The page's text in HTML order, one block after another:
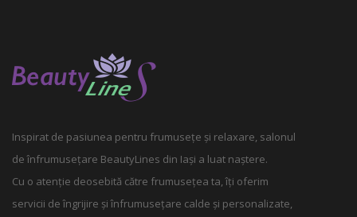
Inspirat de pasiunea pentru frumusețe și relaxare, salonul
de înfrumusețare BeautyLines din Iași a luat naștere.
Cu o atenție deosebită către frumusețea ta, îți oferim
servicii de îngrijire și înfrumusețare calde și personalizate,